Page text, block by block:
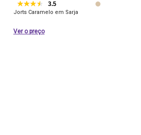
3.5
Jorts Caramelo em Sarja
Ver o preço